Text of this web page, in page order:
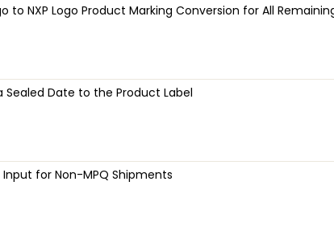
to NXP Logo Product Marking Conversion for All
Sealed Date to the Product Label
Input for Non-MPQ Shipments